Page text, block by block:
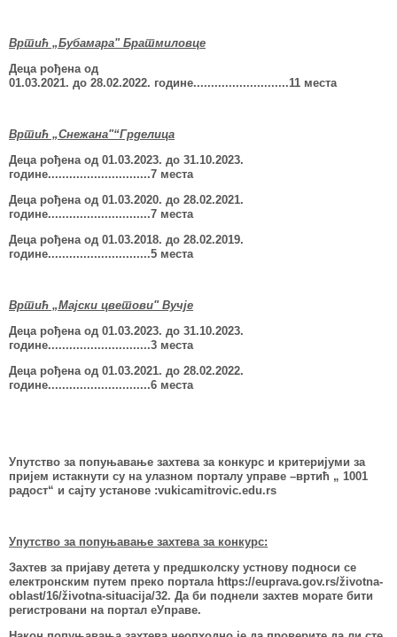
Вртић „Бубамара" Братмиловце
Деца рођена од
01.03.2021. до 28.02.2022. године...........................11 места
Вртић „Снежана"“Грделица
Деца рођена од 01.03.2023. до 31.10.2023.
године.............................7 места
Деца рођена од 01.03.2020. до 28.02.2021.
године.............................7 места
Деца рођена од 01.03.2018. до 28.02.2019.
године.............................5 места
Вртић „Мајски цветови" Вучје
Деца рођена од 01.03.2023. до 31.10.2023.
године.............................3 места
Деца рођена од 01.03.2021. до 28.02.2022.
године.............................6 места
Упутство за попуњавање захтева за конкурс и критеријуми за
пријем истакнути су на улазном порталу управе –вртић „ 1001
радост“ и сајту установе :vukicamitrovic.edu.rs
Упутство за попуњавање захтева за конкурс:
Захтев за пријаву детета у предшколску устнову подноси се
електронским путем преко портала https://euprava.gov.rs/životna-
oblast/16/životna-situacija/32. Да би поднели захтев морате бити
регистровани на портал еУправе.